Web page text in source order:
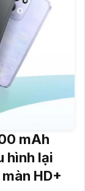
mAh
hình lại
HD+